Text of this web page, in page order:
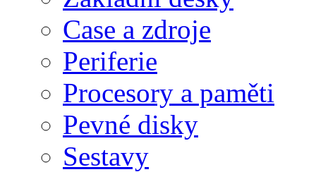
Case a zdroje
Periferie
Procesory a paměti
Pevné disky
Sestavy